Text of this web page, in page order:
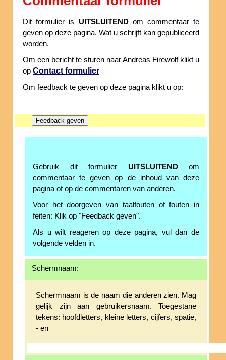
Dit formulier is UITSLUITENDom commentaar te
geven op deze pagina. Wat u schrijft kan gepubliceerd
worden.
Om een bericht te sturen naar Andreas Firewolf klikt u
op Contact formulier
Om feedback te geven op deze pagina klikt u op:
Gebruik dit formulier UITSLUITENDom
commentaar te geven op de inhoud van deze
pagina of op de commentaren van anderen.
Voor het doorgeven van taalfouten of fouten in
feiten: Klik op "Feedback geven".
Als u wilt reageren op deze pagina, vul dan de
volgende velden in.
Schermnaam:
Schermnaam is de naam die anderen zien. Mag
gelijk zijn aan gebruikersnaam. Toegestane
tekens: hoofdletters, kleine letters, cijfers, spatie,
- en _